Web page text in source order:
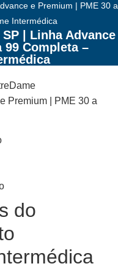
e Premium | PME 30 a
Intermédica
| Linha Advance
99 Completa –
Premium | PME 30 a
do